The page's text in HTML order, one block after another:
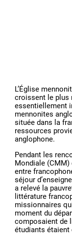
L’Église
croissent le plus
essentiellement
mennonites
située dans la
ressources
anglophone.
Pendant les
Mondiale (CMM)
entre
séjour
a relevé la
littérature
missionnaires
moment du
composaient de
étudiants étaient